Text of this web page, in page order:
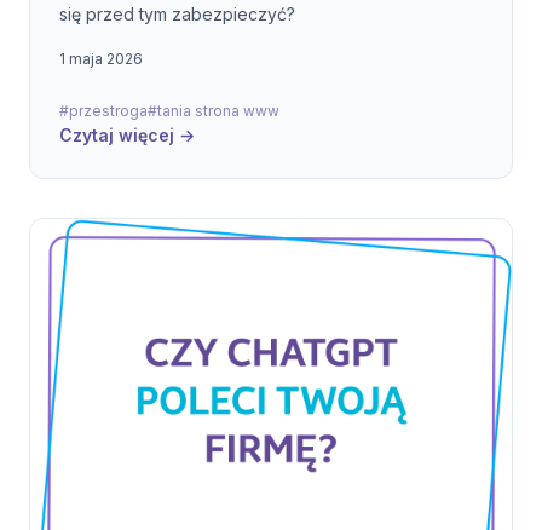
się przed tym zabezpieczyć?
1 maja 2026
#przestroga#tania strona www
Czytaj więcej →